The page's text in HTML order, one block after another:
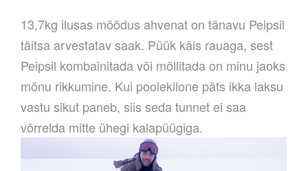
13,7kg ilusas mõõdus ahvenat on tänavu Peipsil
täitsa arvestatav saak. Püük käis rauaga, sest
Peipsil kombainitada või mõllitada on minu jaoks
mõnu rikkumine. Kui poolekilone päts ikka laksu
vastu sikut paneb, siis seda tunnet ei saa
võrrelda mitte ühegi kalapüügiga.